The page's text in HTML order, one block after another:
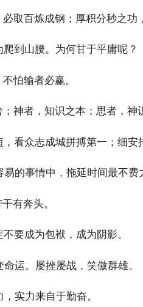
取百炼成钢；厚积分秒之功
到山腰。为何甘于平庸呢？
怕输者必赢。
神者，知识之本；思者，神
看众志成城拼搏第一；细安
的事情中，拖延时间最不费
有奔头。
要成为包袱，成为阴影。
运。屡挫屡战，笑傲群雄。
实力来自于勤奋。